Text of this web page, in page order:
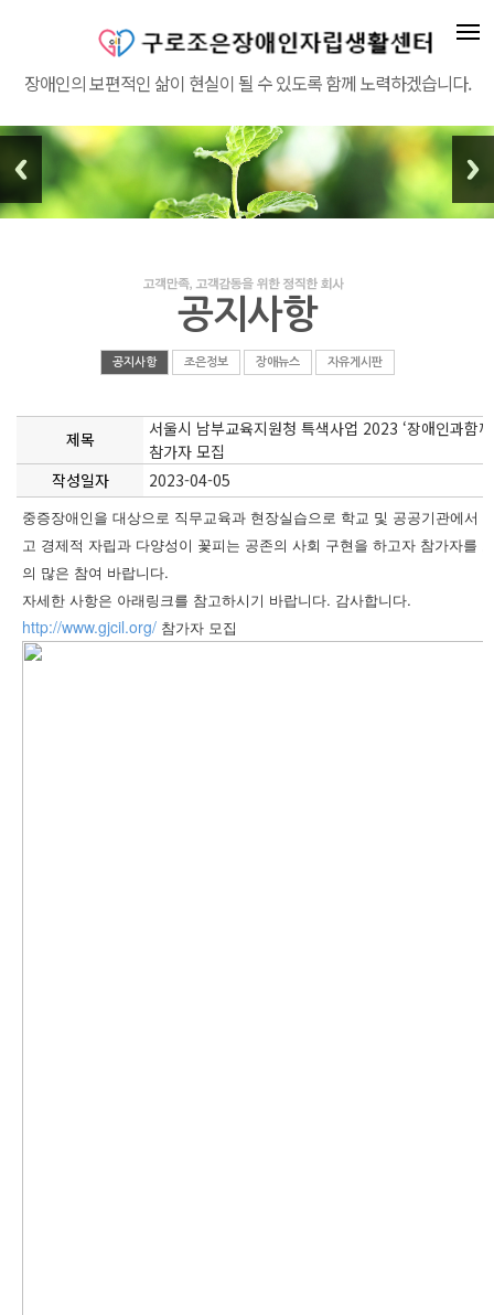
장애인의 보편적인 삶이 현실이 될 수 있도록 함께 노력하겠습니다.
공지사항
공지사항 조은정보 장애뉴스 자유게시판
제목
서울시 남부교육지원청 특색사업 2023 ‘장애인과함
참가자 모집
작성일자
2023-04-05
중증장애인을 대상으로 직무교육과 현장실습으로 학교 및 공공기관에서
고 경제적 자립과 다양성이 꽃피는 공존의 사회 구현을 하고자 참가자를
의 많은 참여 바랍니다.
자세한 사항은 아래링크를 참고하시기 바랍니다. 감사합니다.
http://www.gjcil.org/ 참가자 모집